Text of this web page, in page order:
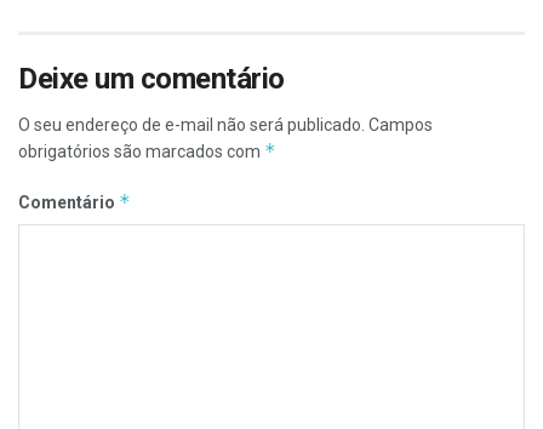
Deixe um comentário
O seu endereço de e-mail não será publicado. Campos
obrigatórios são marcados com *
Comentário *